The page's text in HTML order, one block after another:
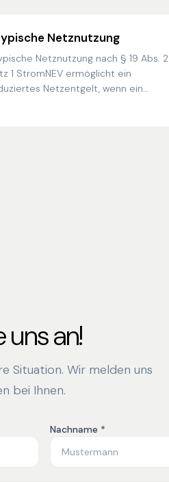
Netznutzung
Netznutzung nach § 19 Abs. 2
1 StromNEV ermöglicht ein
Netzentgelt, wenn ein
an!
Situation. Wir melden uns
bei Ihnen.
Nachname *